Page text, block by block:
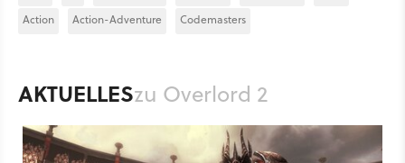
Action
Action-Adventure Codemasters
AKTUELLESzu Overlord 2